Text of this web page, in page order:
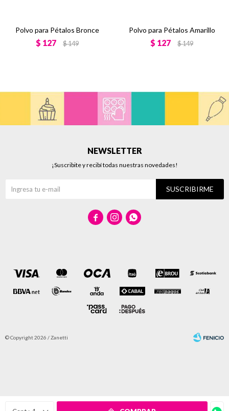
Polvo para Pétalos Bronce
$ 127 $149
Polvo para Pétalos Amarillo
$ 127 $149
NEWSLETTER
¡Suscribite y recibí todas nuestras novedades!
SUSCRIBIRME
  
© Copyright 2026 / Zanetti